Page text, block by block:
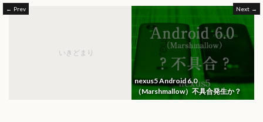
Prev
いきどまり
Next
nexus5 Android 6.0
（Marshmallow）不具合発生か？